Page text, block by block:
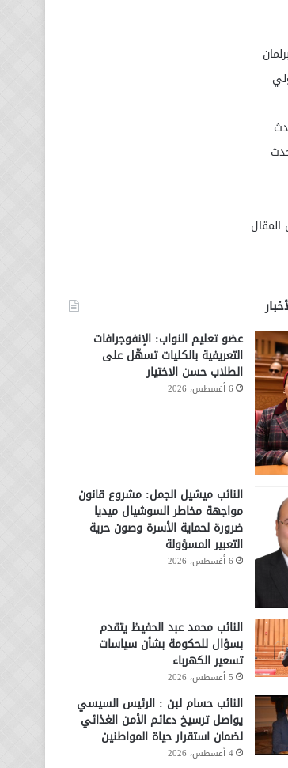
المقال
عضو تعليم النواب: الإنفوجرافات
التعريفية بالكليات تسهّل على
الطلاب حسن الاختيار
6 أغسطس، 2026
النائب ميشيل الجمل: مشروع قانون
مواجهة مخاطر السوشيال ميديا
ضرورة لحماية الأسرة وصون حرية
التعبير المسؤولة
6 أغسطس، 2026
النائب محمد عبد الحفيظ يتقدم
بسؤال للحكومة بشأن سياسات
تسعير الكهرباء
5 أغسطس، 2026
النائب حسام لبن : الرئيس السيسي
يواصل ترسيخ دعائم الأمن الغذائي
لضمان استقرار حياة المواطنين
4 أغسطس، 2026